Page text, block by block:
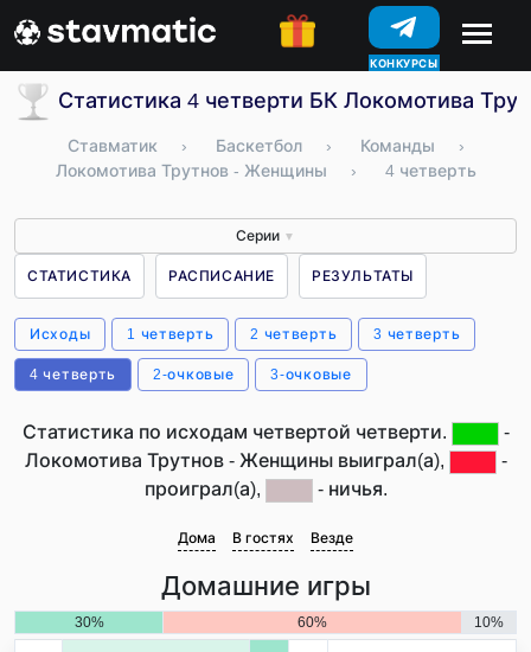
КОНКУРСЫ
Статистика 4 четверти БК Локомотива
Ставматик › Баскетбол › Команды
›
Локомотива Трутнов - Женщины
› 4 четверть
Серии ▼
СТАТИСТИКА РАСПИСАНИЕ РЕЗУЛЬТАТЫ
Исходы 1 четверть 2 четверть 3 четверть
4 четверть 2-очковые 3-очковые
Статистика по исходам четвертой четверти.
-
Локомотива Трутнов - Женщины выиграл(а),
-
проиграл(а),
- ничья.
Дома В гостях Везде
Домашние игры
30% 60% 10%